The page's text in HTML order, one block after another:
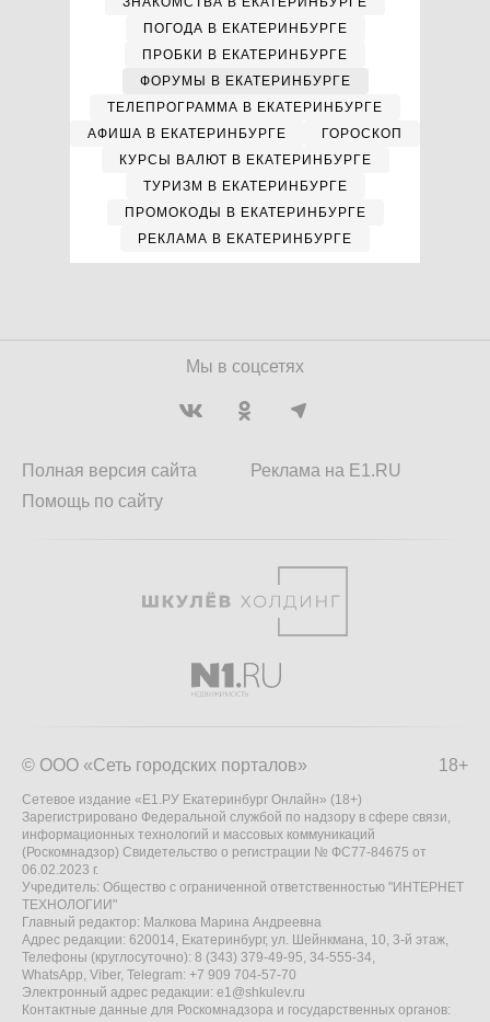
ПОГОДА В ЕКАТЕРИНБУРГЕ
ПРОБКИ В ЕКАТЕРИНБУРГЕ
ФОРУМЫ В ЕКАТЕРИНБУРГЕ
ТЕЛЕПРОГРАММА В ЕКАТЕРИНБУРГЕ
АФИША В ЕКАТЕРИНБУРГЕ
ГОРОСКОП
КУРСЫ ВАЛЮТ В ЕКАТЕРИНБУРГЕ
ТУРИЗМ В ЕКАТЕРИНБУРГЕ
ПРОМОКОДЫ В ЕКАТЕРИНБУРГЕ
РЕКЛАМА В ЕКАТЕРИНБУРГЕ
Мы в соцсетях
Полная версия сайта
Помощь по сайту
Реклама на E1.RU
18+
© ООО «Сеть городских порталов»
Сетевое издание «Е1.РУ Екатеринбург Онлайн» (18+)
Зарегистрировано Федеральной службой по надзору в сфере связи,
информационных технологий и массовых коммуникаций
(Роскомнадзор) Свидетельство о регистрации № ФС77-84675 от
06.02.2023 г.
Учредитель: Общество с ограниченной ответственностью "ИНТЕРНЕТ
ТЕХНОЛОГИИ"
Главный редактор: Малкова Марина Андреевна
Адрес редакции: 620014, Екатеринбург, ул. Шейнкмана, 10, 3-й этаж,
Телефоны (круглосуточно): 8 (343) 379-49-95, 34-555-34,
WhatsApp, Viber, Telegram: +7 909 704-57-70
Электронный адрес редакции: e1@shkulev.ru
Контактные данные для Роскомнадзора и государственных органов: